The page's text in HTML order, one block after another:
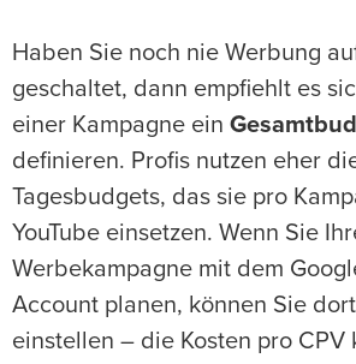
Haben Sie noch nie Werbung
geschaltet, dann empfiehlt es
einer Kampagne ein
definieren. Profis nutzen eher
Tagesbudgets, das sie pro
YouTube einsetzen. Wenn Sie
Werbekampagne mit dem
Account planen, können Sie
einstellen – die Kosten pro CPV